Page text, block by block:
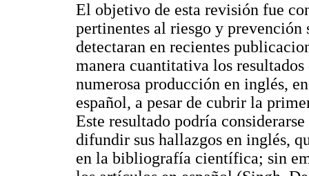
El objetivo de esta revisión fue
pertinentes al riesgo y
detectaran en recientes
manera cuantitativa los
numerosa producción en inglés,
español, a pesar de cubrir la
Este resultado podría
difundir sus hallazgos en inglés,
en la bibliografía científica; sin